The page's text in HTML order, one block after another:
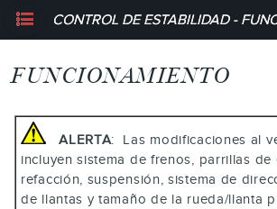
FUNCIONAMIENTO
ALERTA: Las modificaciones al
incluyen sistema de frenos, parrillas
refacción, suspensión, sistema de
de llantas y tamaño de la rueda/llanta